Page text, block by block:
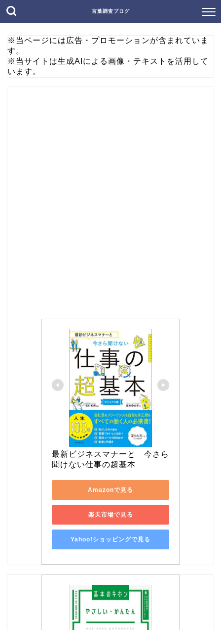
言葉調査ブログ
※当ページには広告・プロモーションが含まれていま
す。
※当サイトは生成AIによる画像・テキストを活用して
います。
最新ビジネスマナーと　今さら
聞けない仕事の超基本
Amazonで見る
楽天市場で見る
Yahoo!ショッピングで見る